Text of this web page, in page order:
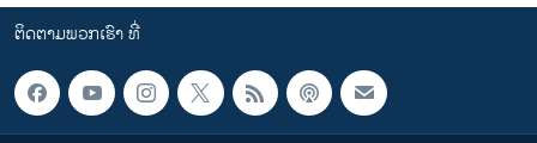
ຕິດຕາມພວກເຮົາ ທີ່